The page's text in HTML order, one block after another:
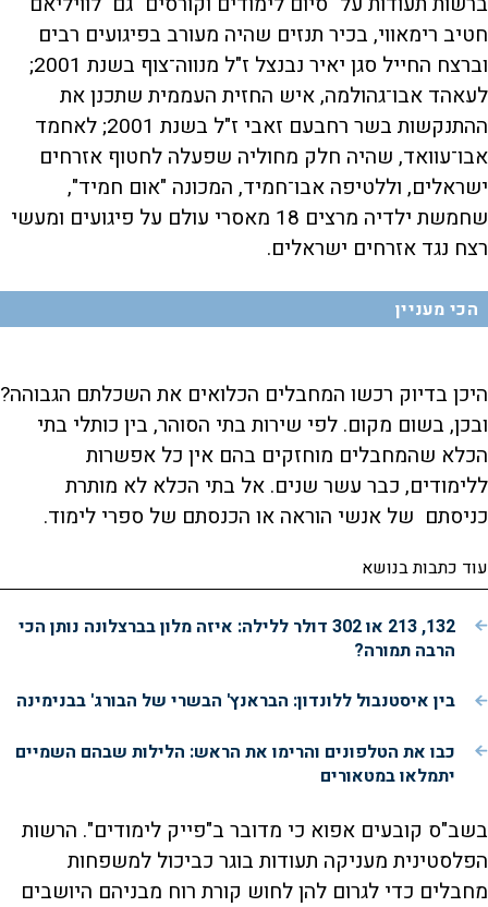
חטיב רימאווי, בכיר תנזים שהיה מעורב בפיגועים רבים
וברצח החייל סגן יאיר נבנצל ז"ל מנווה־צוף בשנת 2001;
לעאהד אבו־גהולמה, איש החזית העממית שתכנן את
ההתנקשות בשר רחבעם זאבי ז"ל בשנת 2001; לאחמד
אבו־עוואד, שהיה חלק מחוליה שפעלה לחטוף אזרחים
ישראלים, וללטיפה אבו־חמיד, המכונה "אום חמיד",
שחמשת ילדיה מרצים 18 מאסרי עולם על פיגועים ומעשי
רצח נגד אזרחים ישראלים.
הכי מעניין
היכן בדיוק רכשו המחבלים הכלואים את השכלתם הגבוהה?
ובכן, בשום מקום. לפי שירות בתי הסוהר, בין כותלי בתי
הכלא שהמחבלים מוחזקים בהם אין כל אפשרות
ללימודים, כבר עשר שנים. אל בתי הכלא לא מותרת
כניסתם של אנשי הוראה או הכנסתם של ספרי לימוד.
עוד כתבות בנושא
132, 213 או 302 דולר ללילה: איזה מלון בברצלונה נותן הכי
הרבה תמורה?
בין איסטנבול ללונדון: הבראנץ' הבשרי של הבורג' בבנימינה
כבו את הטלפונים והרימו את הראש: הלילות שבהם השמיים
יתמלאו במטאורים
בשב"ס קובעים אפוא כי מדובר ב"פייק לימודים". הרשות
הפלסטינית מעניקה תעודות בוגר כביכול למשפחות
מחבלים כדי לגרום להן לחוש קורת רוח מבניהם היושבים